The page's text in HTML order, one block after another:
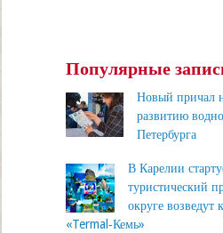
Популярные
Новый причал
развитию
Петербурга
В Карелии
туристический
округе возведут
«Termal‑Кемь»